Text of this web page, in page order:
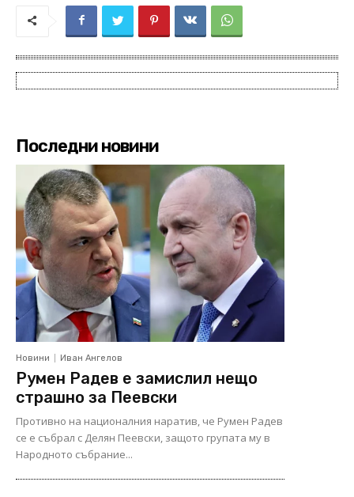
Последни новини
Новини Иван Ангелов
Румен Радев е замислил нещо
страшно за Пеевски
Противно на националния наратив, че Румен Радев
се е събрал с Делян Пеевски, защото групата му в
Народното събрание...